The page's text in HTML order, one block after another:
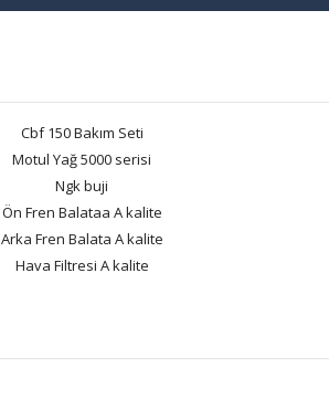
Cbf 150 Bakım Seti
Motul Yağ 5000 serisi
Ngk buji
Ön Fren Balataa A kalite
Arka Fren Balata A kalite
Hava Filtresi A kalite